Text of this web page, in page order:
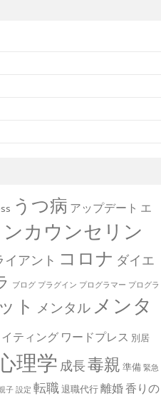
うつ病 アップデート エ
カウンセリン
イアント コロナ ダイエ
ブログ プラグイン プログラマー プログラ
ト メンタル メンタ
ティング ワードプレス 別居
理学 成長毒親 準備 緊急
子 設定 転職 退職代行離婚香りの